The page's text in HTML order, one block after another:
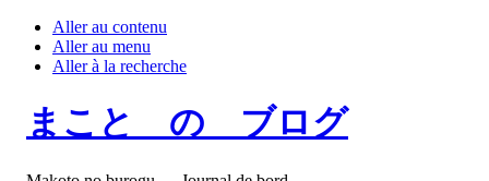
Aller au contenu
Aller au menu
Aller à la recherche
まこと の ブログ